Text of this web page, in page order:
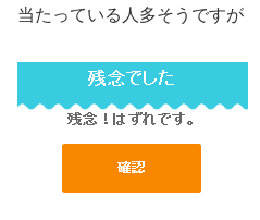
当たっている人多そうですが